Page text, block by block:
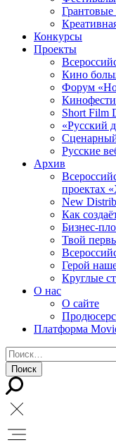
Конкурсы
Проекты
Кино
Форум
Short Film
«Русский
Русские
Архив
проектах
New
Как
Бизнес-
Твой
Герой
Круглые
О нас
О сайте
Платформа